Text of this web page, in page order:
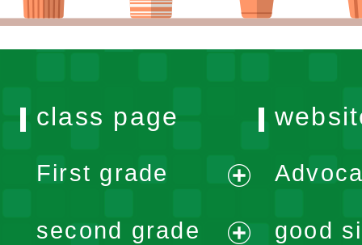
class page
First grade
second grade
good